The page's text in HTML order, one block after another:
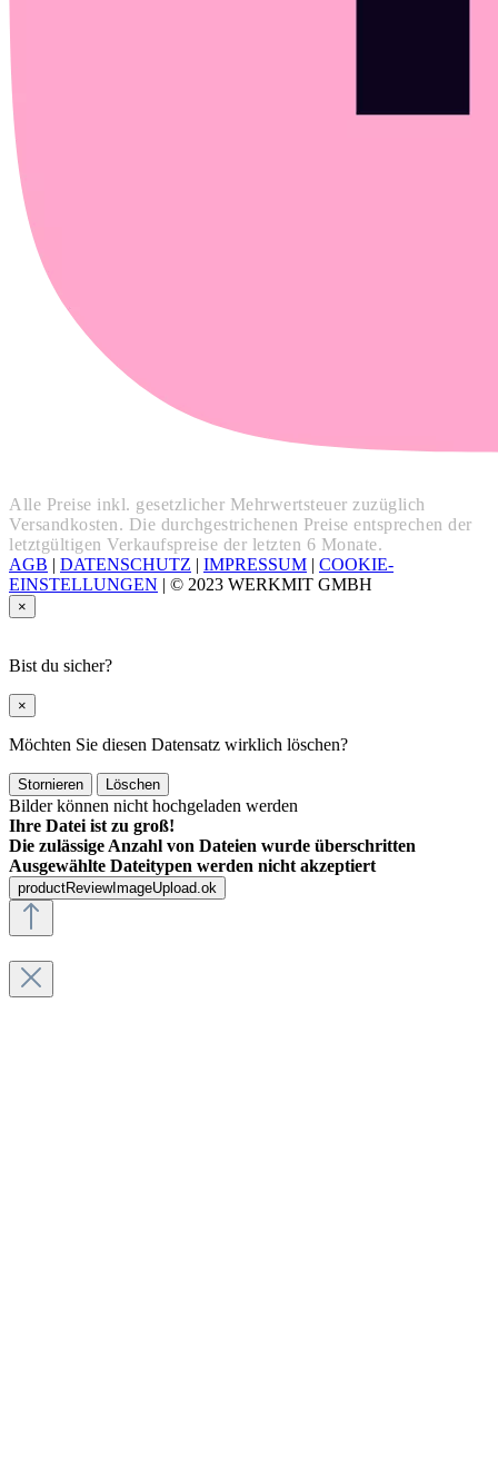
Alle Preise inkl. gesetzlicher Mehrwertsteuer zuzüglich
Versandkosten. Die durchgestrichenen Preise entsprechen der
letztgültigen Verkaufspreise der letzten 6 Monate.
AGB | DATENSCHUTZ | IMPRESSUM | COOKIE-
EINSTELLUNGEN | © 2023 WERKMIT GMBH
×
Bist du sicher?
×
Möchten Sie diesen Datensatz wirklich löschen?
Stornieren Löschen
Bilder können nicht hochgeladen werden
Ihre Datei ist zu groß!
Die zulässige Anzahl von Dateien wurde überschritten
Ausgewählte Dateitypen werden nicht akzeptiert
productReviewImageUpload.ok